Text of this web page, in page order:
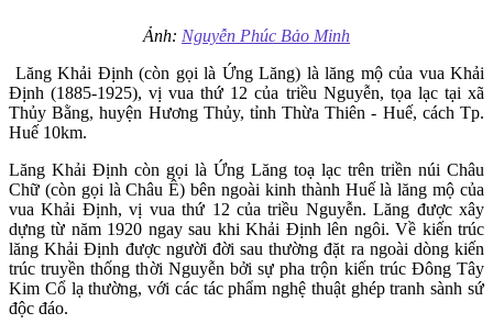
Ảnh: Nguyễn Phúc Bảo Minh
Lăng Khải Định (còn gọi là Ứng Lăng) là lăng mộ của vua Khải
Định (1885-1925), vị vua thứ 12 của triều Nguyễn, tọa lạc tại xã
Thủy Bằng, huyện Hương Thủy, tỉnh Thừa Thiên - Huế, cách Tp.
Huế 10km.
Lăng Khải Định còn gọi là Ứng Lăng toạ lạc trên triền núi Châu
Chữ (còn gọi là Châu Ê) bên ngoài kinh thành Huế là lăng mộ của
vua Khải Định, vị vua thứ 12 của triều Nguyễn. Lăng được xây
dựng từ năm 1920 ngay sau khi Khải Định lên ngôi. Về kiến trúc
lăng Khải Định được người đời sau thường đặt ra ngoài dòng kiến
trúc truyền thống thời Nguyễn bởi sự pha trộn kiến trúc Đông Tây
Kim Cổ lạ thường, với các tác phẩm nghệ thuật ghép tranh sành sứ
độc đáo.